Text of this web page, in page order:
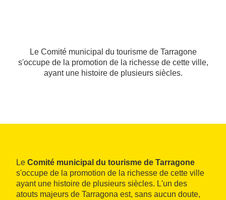
Le Comité municipal du tourisme de Tarragone
s'occupe de la promotion de la richesse de cette ville,
ayant une histoire de plusieurs siècles.
Le Comité municipal du tourisme de Tarragone
s'occupe de la promotion de la richesse de cette ville
ayant une histoire de plusieurs siècles. L'un des
atouts majeurs de Tarragona est, sans aucun doute,